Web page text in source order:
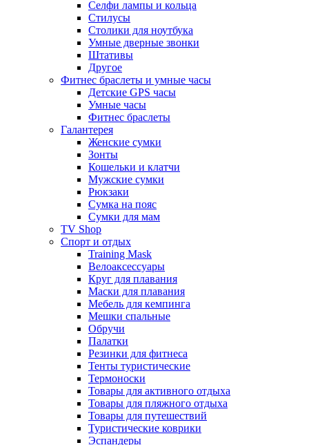
Селфи лампы и кольца
Стилусы
Столики для ноутбука
Умные дверные звонки
Штативы
Другое
Фитнес браслеты и умные часы
Детские GPS часы
Умные часы
Фитнес браслеты
Галантерея
Женские сумки
Зонты
Кошельки и клатчи
Мужские сумки
Рюкзаки
Сумка на пояс
Сумки для мам
TV Shop
Спорт и отдых
Training Mask
Велоаксессуары
Круг для плавания
Маски для плавания
Мебель для кемпинга
Мешки спальные
Обручи
Палатки
Резинки для фитнеса
Тенты туристические
Термоноски
Товары для активного отдыха
Товары для пляжного отдыха
Товары для путешествий
Туристические коврики
Эспандеры